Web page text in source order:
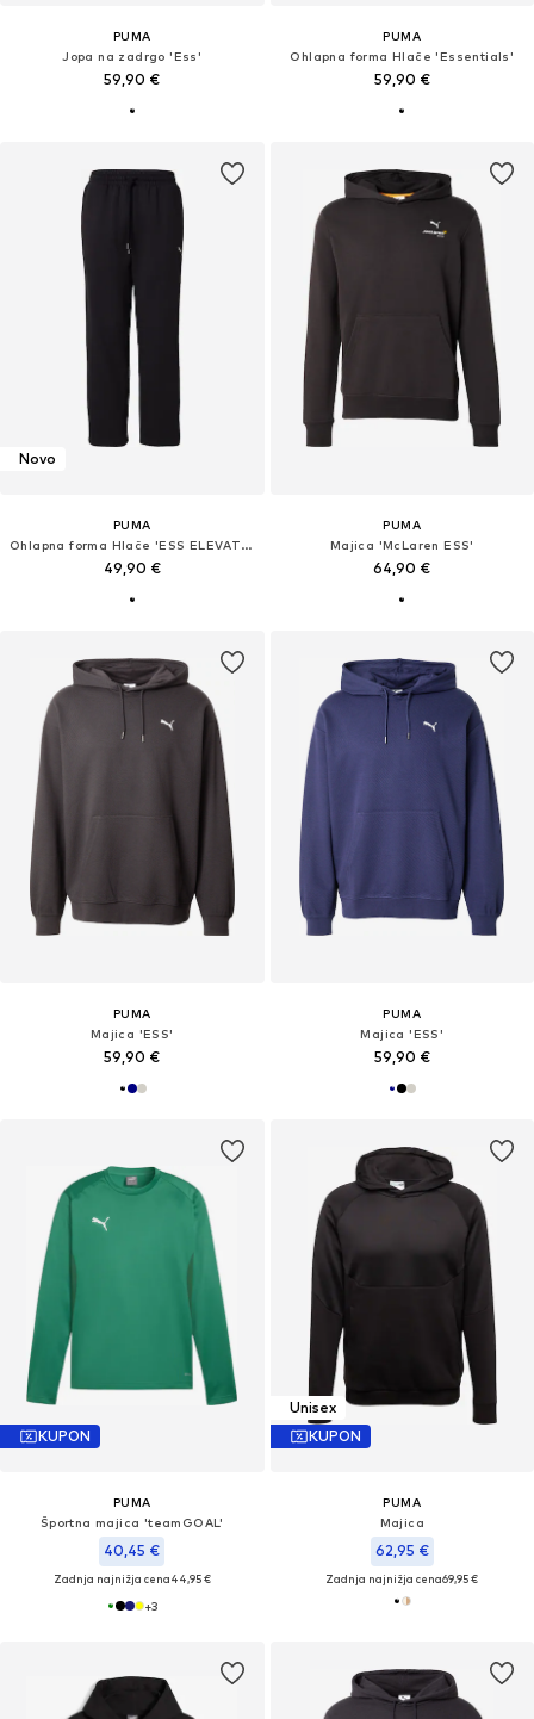
PUMA
Jopa na zadrgo 'Ess'
59,90 €
PUMA
Ohlapna forma Hlače 'Essentials'
59,90 €
Novo
PUMA
Ohlapna forma Hlače 'ESS ELEVATED'
49,90 €
PUMA
Majica 'McLaren ESS'
64,90 €
PUMA
Majica 'ESS'
59,90 €
PUMA
Majica 'ESS'
59,90 €
KUPON
PUMA
Športna majica 'teamGOAL'
40,45 €
Zadnja najnižja cena44,95 €
+3
Unisex
KUPON
PUMA
Majica
62,95 €
Zadnja najnižja cena69,95 €